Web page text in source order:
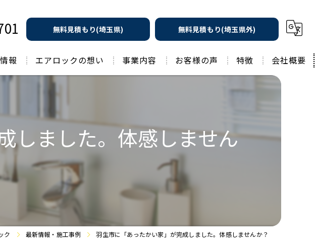
無料見積もり(埼玉県) 無料見積もり(埼玉県外)
報 エアロックの想い 事業内容 お客様の声 特徴
工務店
水回り
会社概要
しました。体感しません
ク 最新情報・施工事例 羽生市に「あったかい家」が完成しました。体感しませんか？